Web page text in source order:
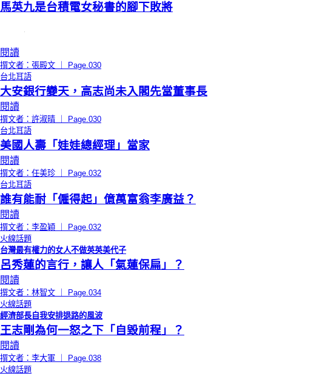
馬英九是台積電女秘書的腳下敗將
閱讀
撰文者：張殿文 ｜ Page.030
台北耳語
大安銀行變天，高志尚未入閣先當董事長
閱讀
撰文者：許淑晴 ｜ Page.030
台北耳語
美國人壽「娃娃總經理」當家
閱讀
撰文者：任美珍 ｜ Page.032
台北耳語
誰有能耐「僱得起」億萬富翁李廣益？
閱讀
撰文者：李盈穎 ｜ Page.032
火線話題
台灣最有權力的女人不做英英美代子
呂秀蓮的言行，讓人「氣蓮保扁」？
閱讀
撰文者：林智文 ｜ Page.034
火線話題
經濟部長自我安排退路的風波
王志剛為何一怒之下「自毀前程」？
閱讀
撰文者：李大軍 ｜ Page.038
火線話題